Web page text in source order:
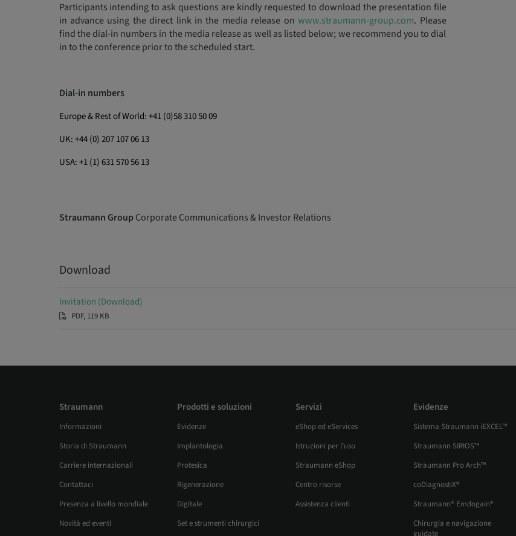
Participants intending to ask questions are kindly requested to download the presentation file
in advance using the direct link in the media release onwww.straumann-group.com. Please
find the dial-in numbers in the media release as well as listed below; we recommend you to dial
in to the conference prior to the scheduled start.
Dial-in numbers
Europe & Rest of World: +41 (0)58 310 50 09
UK: +44 (0) 207 107 06 13
USA: +1 (1) 631 570 56 13
Straumann GroupCorporate Communications & Investor Relations
Download
Invitation (Download)
PDF, 119 KB
Straumann
Informazioni
Storia di Straumann
Carriere internazionali
Contattaci
Presenza a livello mondiale
Novità ed eventi
Prodotti e soluzioni
Evidenze
Implantologia
Protesica
Rigenerazione
Digitale
Set e strumenti chirurgici
Servizi
eShop ed eServices
Istruzioni per l’uso
Straumann eShop
Centro risorse
Assistenza clienti
Evidenze
Sistema Straumann iEXCEL™
Straumann SIRIOS™
Straumann Pro Arch™
coDiagnostiX®
Straumann® Emdogain®
Chirurgia e navigazione
guidate